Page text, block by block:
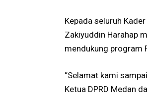
Kepada seluruh
Zakiyuddin Harahap
mendukung program
“Selamat kami
Ketua DPRD Medan